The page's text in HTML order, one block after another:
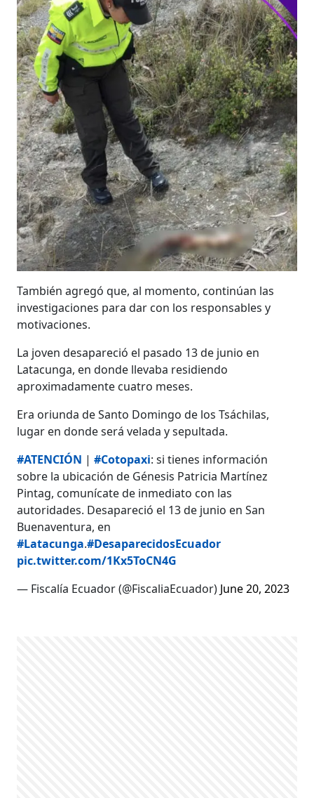
También agregó que, al momento, continúan las
investigaciones para dar con los responsables y
motivaciones.
La joven desapareció el pasado 13 de junio en
Latacunga, en donde llevaba residiendo
aproximadamente cuatro meses.
Era oriunda de Santo Domingo de los Tsáchilas,
lugar en donde será velada y sepultada.
#ATENCIÓN |#Cotopaxi: si tienes información
sobre la ubicación de Génesis Patricia Martínez
Pintag, comunícate de inmediato con las
autoridades. Desapareció el 13 de junio en San
Buenaventura, en
#Latacunga.#DesaparecidosEcuador
pic.twitter.com/1Kx5ToCN4G
— Fiscalía Ecuador (@FiscaliaEcuador) June 20, 2023